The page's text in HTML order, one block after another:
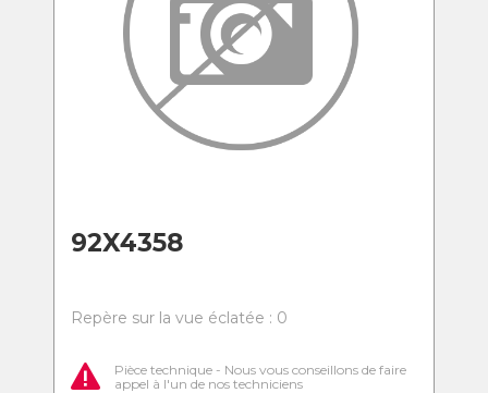
92X4358
Repère sur la vue éclatée : 0
Pièce technique - Nous vous conseillons de faire
appel à l'un de nos techniciens